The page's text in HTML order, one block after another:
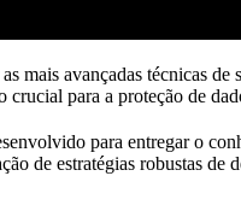
mais avançadas técnicas
para a proteção de
para entregar o
de estratégias robustas de